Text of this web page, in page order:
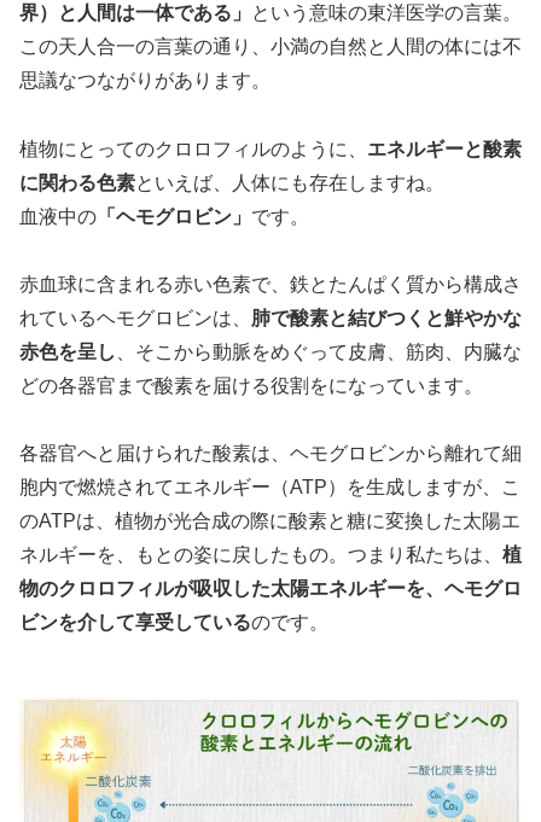
界）と人間は一体である」
という意味の東洋医学の言葉。
この天人合一の言葉の通り、小満の自然と人間の体には不
思議なつながりがあります。
植物にとってのクロロフィルのように、 エネルギーと酸素
に関わる色素といえば、人体にも存在しますね。
血液中の 「ヘモグロビン」 です。
赤血球に含まれる赤い色素で、鉄とたんぱく質から構成さ
れているヘモグロビンは、 肺で酸素と結びつくと鮮やかな
赤色を呈し
、そこから動脈をめぐって皮膚、筋肉、内臓な
どの各器官まで酸素を届ける役割をになっています。
各器官へと届けられた酸素は、ヘモグロビンから離れて細
胞内で燃焼されてエネルギー（ATP）を生成しますが、こ
のATPは、植物が光合成の際に酸素と糖に変換した太陽エ
ネルギーを、もとの姿に戻したもの。つまり私たちは、 植
物のクロロフィルが吸収した太陽エネルギーを、ヘモグロ
ビンを介して享受しているのです。